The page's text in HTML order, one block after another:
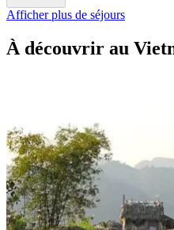
Afficher plus de séjours
À découvrir au